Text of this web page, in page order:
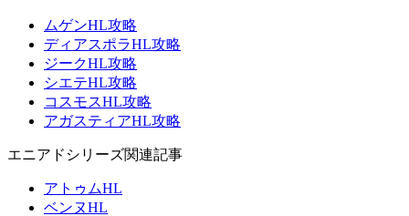
ムゲンHL攻略
ディアスポラHL攻略
ジークHL攻略
シエテHL攻略
コスモスHL攻略
アガスティアHL攻略
エニアドシリーズ関連記事
アトゥムHL
ベンヌHL